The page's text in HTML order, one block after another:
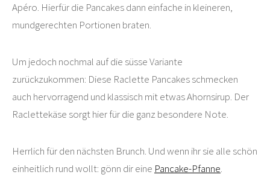
Apéro. Hierfür die Pancakes dann einfache in kleineren,
mundgerechten Portionen braten.
Um jedoch nochmal auf die süsse Variante
zurückzukommen: Diese Raclette Pancakes schmecken
auch hervorragend und klassisch mit etwas Ahornsirup. Der
Raclettekäse sorgt hier für die ganz besondere Note.
Herrlich für den nächsten Brunch. Und wenn ihr sie alle schön
einheitlich rund wollt: gönn dir eine Pancake-Pfanne.